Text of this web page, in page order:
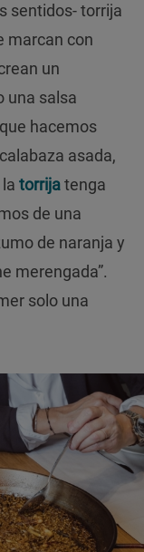
sentidos- torrija
marcan con
un
una salsa
hacemos
asada,
torrijatenga
de una
de naranja y
merengada”.
solo una